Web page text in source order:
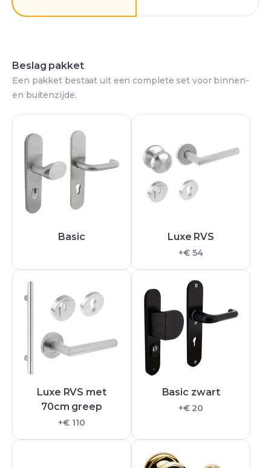
Beslag pakket
Een pakket bestaat uit een complete set voor binnen-
en buitenzijde.
Basic Luxe RVS
+€ 54
Luxe RVS met
70cm greep
+€ 110
Basic zwart
+€ 20